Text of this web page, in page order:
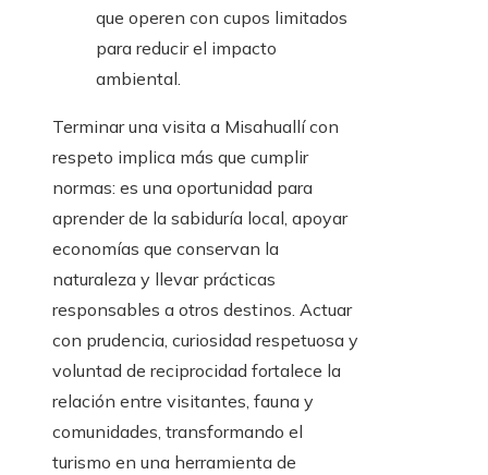
que operen con cupos limitados
para reducir el impacto
ambiental.
Terminar una visita a Misahuallí con
respeto implica más que cumplir
normas: es una oportunidad para
aprender de la sabiduría local, apoyar
economías que conservan la
naturaleza y llevar prácticas
responsables a otros destinos. Actuar
con prudencia, curiosidad respetuosa y
voluntad de reciprocidad fortalece la
relación entre visitantes, fauna y
comunidades, transformando el
turismo en una herramienta de